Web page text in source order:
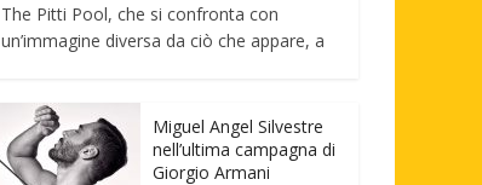
The Pitti Pool, che si confronta con
un’immagine diversa da ciò che appare, a
Miguel Angel Silvestre
nell’ultima campagna di
Giorgio Armani